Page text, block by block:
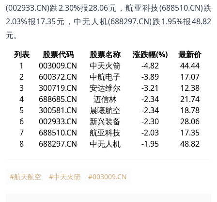
(002933.CN)跌2.30%报28.06元，航亚科技(688510.CN)跌
2.03%报17.35元，中无人机(688297.CN)跌1.95%报48.82
元。
列表
股票代码 股票名称 涨跌幅(%)
最新价
1
003009.CN 中天火箭 -4.82
44.44
2
600372.CN 中航电子 -3.89
17.07
3
300719.CN 安达维尔 -3.21
12.38
4
688685.CN 迈信林 -2.34
21.74
5
300581.CN 晨曦航空 -2.34
18.78
6
002933.CN 新兴装备 -2.30
28.06
7
688510.CN 航亚科技 -2.03
17.35
8
688297.CN 中无人机 -1.95 48.82
#航天航空 #中天火箭 #003009.CN